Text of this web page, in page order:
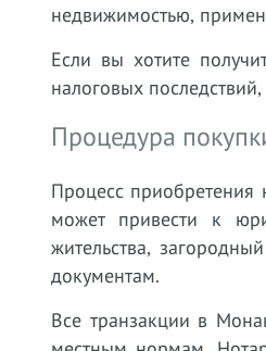
недвижимостью,
Если вы хотите
налоговых последствий,
Процедура
Процесс приобретения
может привести к
жительства,
документам.
Все транзакции в